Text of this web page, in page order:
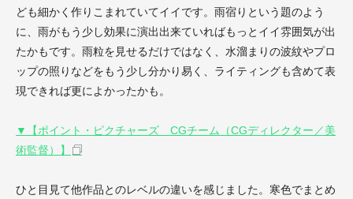
ども細かく作りこまれていてイイです。雨宿りという題のよう
に、雨がもう少し効果に演出出来ていればもっとイイ雰囲気が出
たかもです。雨粒を見せるだけではなく、水溜まりの波紋やプロ
ップの照りなどをもう少し分かり易く、ライティングも含めて表
現できれば更によかったかも。
▼【ポイント・ピクチャーズ CGチーム（CGディレクター／美
術監督）】
ひと目見て他作品とのレベルの違いを感じました。寒色でまとめ